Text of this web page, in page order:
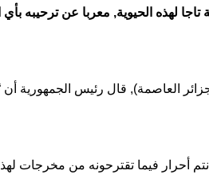
تاجا لهذه الحيوية, معربا عن ترحيبه
العاصمة), قال رئيس الجمهورية
أحرار فيما تقترحونه من مخرجات